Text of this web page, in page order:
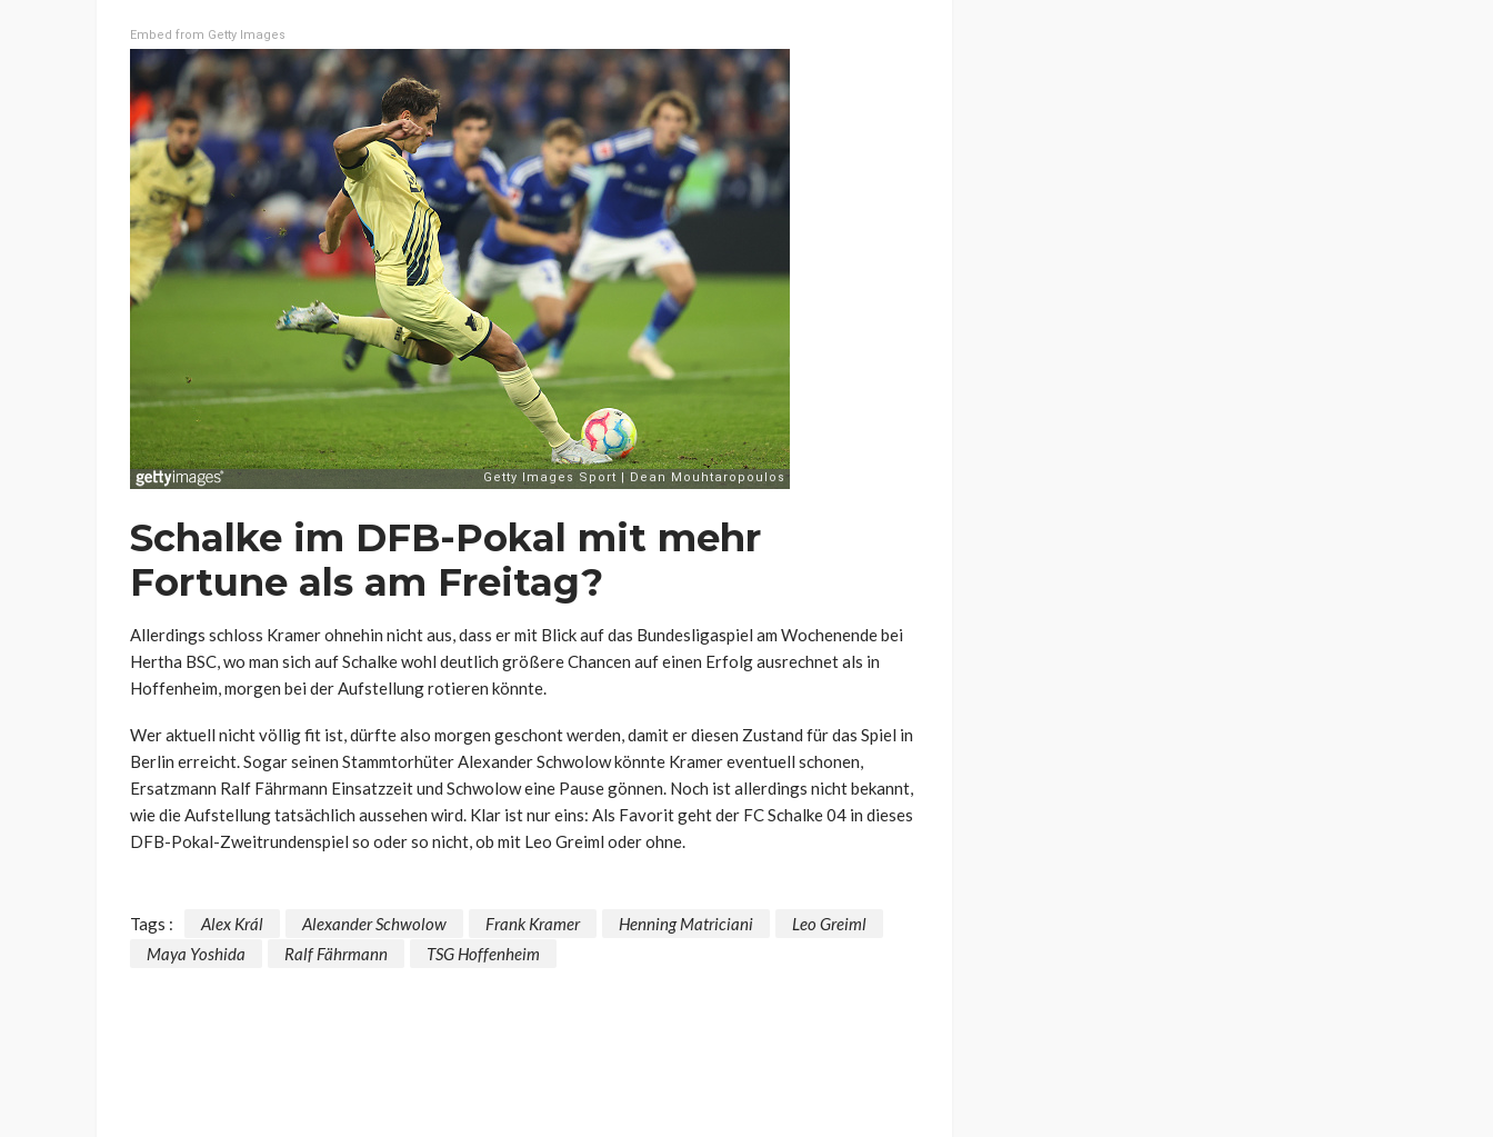
Embed from Getty Images
Schalke im DFB-Pokal mit mehr
Fortune als am Freitag?
Allerdings schloss Kramer ohnehin nicht aus, dass er mit Blick auf das Bundesligaspiel am Wochenende bei
Hertha BSC, wo man sich auf Schalke wohl deutlich größere Chancen auf einen Erfolg ausrechnet als in
Hoffenheim, morgen bei der Aufstellung rotieren könnte.
Wer aktuell nicht völlig fit ist, dürfte also morgen geschont werden, damit er diesen Zustand für das Spiel in
Berlin erreicht. Sogar seinen Stammtorhüter Alexander Schwolow könnte Kramer eventuell schonen,
Ersatzmann Ralf Fährmann Einsatzzeit und Schwolow eine Pause gönnen. Noch ist allerdings nicht bekannt,
wie die Aufstellung tatsächlich aussehen wird. Klar ist nur eins: Als Favorit geht der FC Schalke 04 in dieses
DFB-Pokal-Zweitrundenspiel so oder so nicht, ob mit Leo Greiml oder ohne.
Tags : Alex Král Alexander Schwolow Frank Kramer Henning Matriciani
Leo Greiml
Maya Yoshida
Ralf Fährmann TSG Hoffenheim